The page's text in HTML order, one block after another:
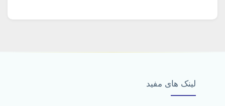
لینک های مفید